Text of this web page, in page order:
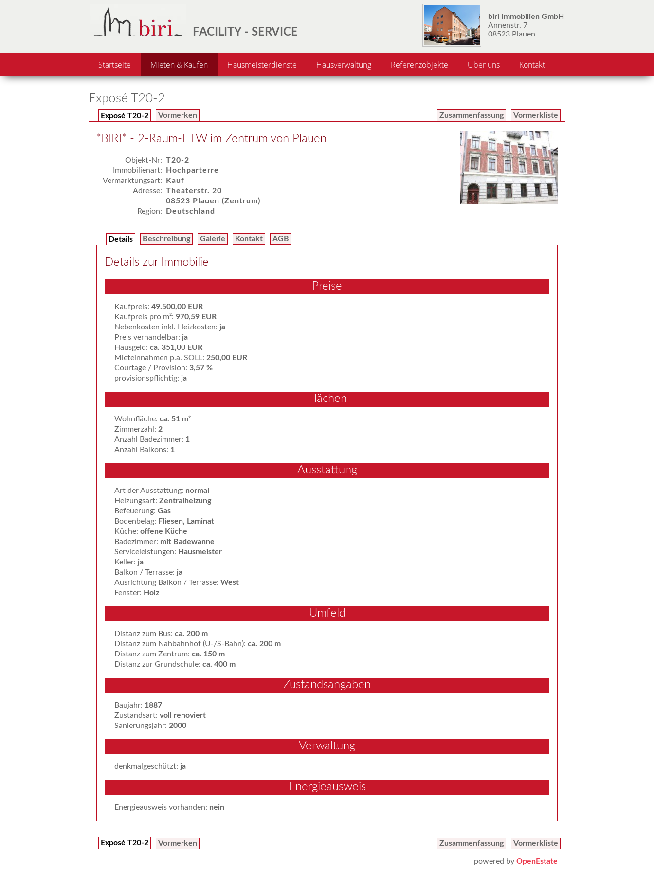
FACILITY - SERVICE
biri Immobilien GmbH
Annenstr. 7
08523 Plauen
Startseite Mieten & Kaufen Hausmeisterdienste Hausverwaltung Referenzobjekte Über uns Kontakt
Exposé T20-2
Exposé T20-2 Vormerken Vormerkliste
Zusammenfassung
*BIRI* - 2-Raum-ETW im Zentrum von Plauen
Objekt-Nr: T20-2
Immobilienart:
Hochparterre
Vermarktungsart:
Kauf
Adresse: Theaterstr. 20
08523 Plauen (Zentrum)
Region:
Deutschland
Details Beschreibung Galerie Kontakt AGB
Details zur Immobilie
Preise
Kaufpreis: 49.500,00 EUR
Kaufpreis pro m²: 970,59 EUR
Nebenkosten inkl. Heizkosten: ja
Preis verhandelbar: ja
Hausgeld: ca. 351,00 EUR
Mieteinnahmen p.a. SOLL: 250,00 EUR
Courtage / Provision: 3,57 %
provisionspflichtig: ja
Flächen
Wohnfläche: ca. 51 m²
Zimmerzahl: 2
Anzahl Badezimmer: 1
Anzahl Balkons: 1
Ausstattung
Art der Ausstattung: normal
Heizungsart: Zentralheizung
Befeuerung: Gas
Bodenbelag: Fliesen, Laminat
Küche: offene Küche
Badezimmer: mit Badewanne
Serviceleistungen: Hausmeister
Keller: ja
Balkon / Terrasse: ja
Ausrichtung Balkon / Terrasse: West
Fenster: Holz
Umfeld
Distanz zum Bus: ca. 200 m
Distanz zum Nahbahnhof (U-/S-Bahn): ca. 200 m
Distanz zum Zentrum: ca. 150 m
Distanz zur Grundschule: ca. 400 m
Zustandsangaben
Baujahr: 1887
Zustandsart: voll renoviert
Sanierungsjahr: 2000
Verwaltung
denkmalgeschützt: ja
Energieausweis
Energieausweis vorhanden: nein
Exposé T20-2 Vormerken Vormerkliste
Zusammenfassung
powered by OpenEstate